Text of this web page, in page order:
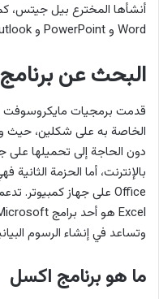
Word و PowerPoint و Outlook و Excel.
البحث عن برنامج Excel واستخدامه
قدمت برمجيات
الخاصة به على شكلين، حيث
دون الحاجة إلى تحميلها على
وتساعد في إنشاء الرسوم
ما هو برنامج اكسل